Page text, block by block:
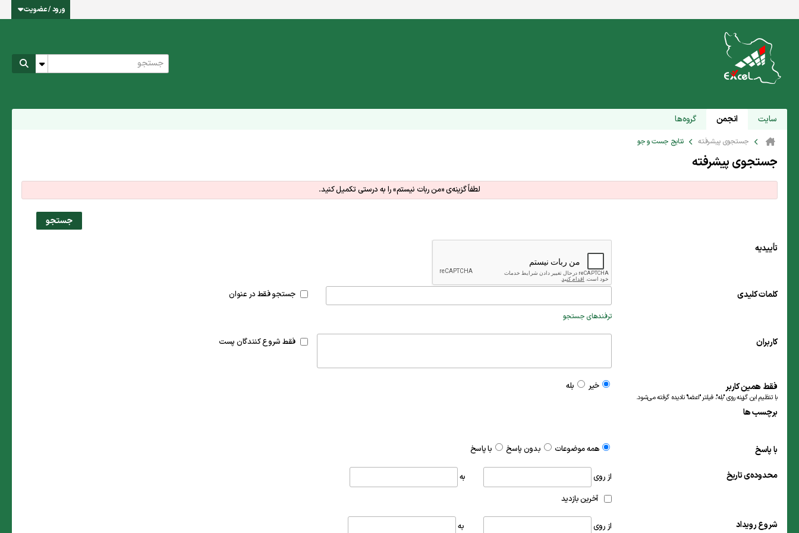
ورود / عضویت
سایت انجمن گروه‌ها
جستجوی پیشرفته نتایج جست و جو
جستجوی پیشرفته
لطفاً گزینه‌ی «من ربات نیستم» را به درستی تکمیل کنید.
جستجو
تأییدیه
کلمات کلیدی
ترفندهای جستجو
جستجو فقط در عنوان
کاربران فقط شروع کنندگان پست
فقط همین کاربر
با تنظیم این گزینه روی "بله"، فیلتر "اعضا" نادیده گرفته می‌شود.
خیر بله
برچسب ها
با پاسخ همه موضوعات بدون پاسخ با پاسخ
محدوده‌ی تاریخ از روی
به
آخرین بازدید
شروع رویداد از روی به